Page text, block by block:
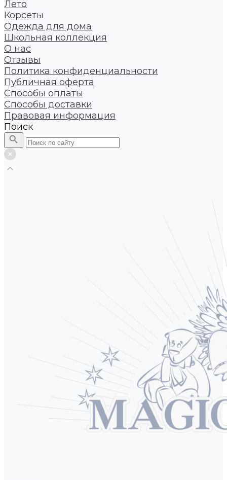
Лето
Корсеты
Одежда для дома
Школьная коллекция
О нас
Отзывы
Политика конфиденциальности
Публичная оферта
Способы оплаты
Способы доставки
Правовая информация
Поиск